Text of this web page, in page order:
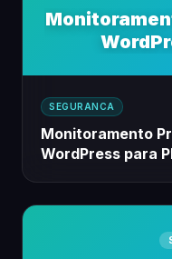
SEGURANCA
Monitoramento
WordPress para